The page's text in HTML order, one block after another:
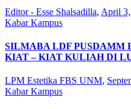
Editor - Esse Shalsadilla, April
Kabar Kampus
SILMABA LDF PUSDAMM
KIAT – KIAT KULIAH DI
LPM Estetika FBS UNM,
Kabar Kampus